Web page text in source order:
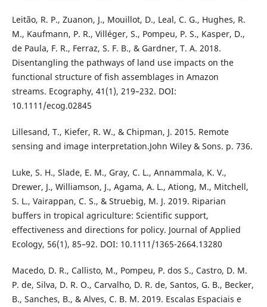
Leitão, R. P., Zuanon, J., Mouillot, D., Leal, C. G., Hughes, R.
M., Kaufmann, P. R., Villéger, S., Pompeu, P. S., Kasper, D.,
de Paula, F. R., Ferraz, S. F. B., & Gardner, T. A. 2018.
Disentangling the pathways of land use impacts on the
functional structure of fish assemblages in Amazon
streams. Ecography, 41(1), 219–232. DOI:
10.1111/ecog.02845
Lillesand, T., Kiefer, R. W., & Chipman, J. 2015. Remote
sensing and image interpretation.John Wiley & Sons. p. 736.
Luke, S. H., Slade, E. M., Gray, C. L., Annammala, K. V.,
Drewer, J., Williamson, J., Agama, A. L., Ationg, M., Mitchell,
S. L., Vairappan, C. S., & Struebig, M. J. 2019. Riparian
buffers in tropical agriculture: Scientific support,
effectiveness and directions for policy. Journal of Applied
Ecology, 56(1), 85–92. DOI: 10.1111/1365-2664.13280
Macedo, D. R., Callisto, M., Pompeu, P. dos S., Castro, D. M.
P. de, Silva, D. R. O., Carvalho, D. R. de, Santos, G. B., Becker,
B., Sanches, B., & Alves, C. B. M. 2019. Escalas Espaciais e